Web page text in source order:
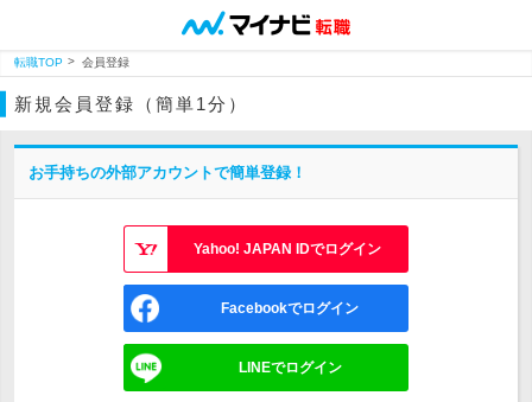
転職TOP 会員登録
新規会員登録（簡単1分）
お手持ちの外部アカウントで簡単登録！
Yahoo! JAPAN IDでログイン
Facebookでログイン
LINEでログイン